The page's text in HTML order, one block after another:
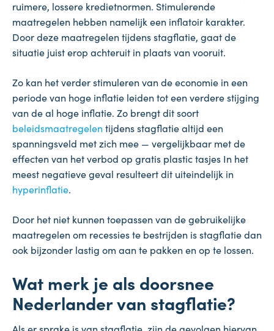
ruimere, lossere kredietnormen. Stimulerende
maatregelen hebben namelijk een inflatoir karakter.
Door deze maatregelen tijdens stagflatie, gaat de
situatie juist erop achteruit in plaats van vooruit.
Zo kan het verder stimuleren van de economie in een
periode van hoge inflatie leiden tot een verdere stijging
van de al hoge inflatie. Zo brengt dit soort
beleidsmaatregelen tijdens stagflatie altijd een
spanningsveld met zich mee — vergelijkbaar met de
effecten van het verbod op gratis plastic tasjes In het
meest negatieve geval resulteert dit uiteindelijk in
hyperinflatie.
Door het niet kunnen toepassen van de gebruikelijke
maatregelen om recessies te bestrijden is stagflatie dan
ook bijzonder lastig om aan te pakken en op te lossen.
Wat merk je als doorsnee
Nederlander van stagflatie?